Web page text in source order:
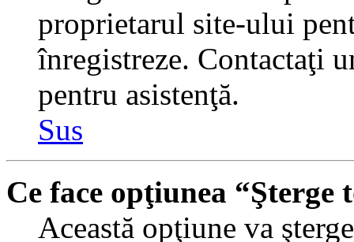
proprietarul site-ului
înregistreze. Contactaţi
pentru asistenţă.
Sus
Ce face opţiunea
Această opţiune va